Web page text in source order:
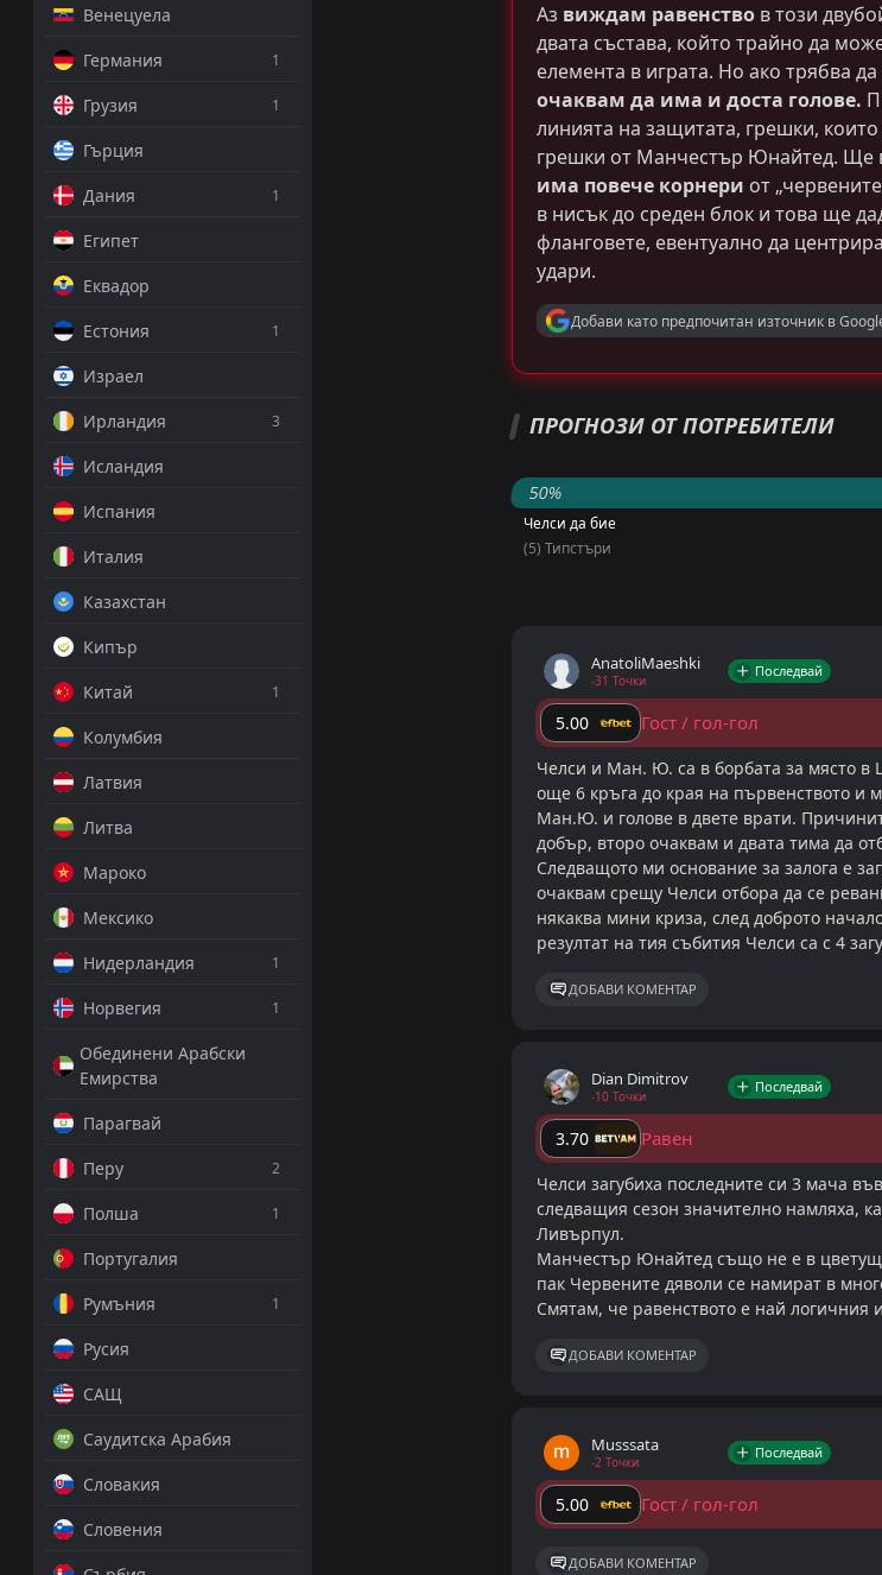
Венецуела
Германия
1
Грузия 1
Гърция
Дания
1
Египет
Еквадор
Естония
1
Израел
Ирландия
3
Исландия
Испания
Италия
Казахстан
Кипър
Китай
1
Колумбия
Латвия
Литва
Мароко
Мексико
Нидерландия
1
Норвегия 1
Обединени Арабски
Емирства
Парагвай
Перу
2
Полша 1
Португалия
Румъния
1
Русия
САЩ
Саудитска Арабия
Словакия
Словения
Аз виждам равенство в този
двата състава, който трайно да
елемента в играта. Но ако трябва
очаквам да има и доста голове.
линията на защитата, грешки,
грешки от Манчестър Юнайтед. Ще
има повече корнери от
в нисък до среден блок и това ще
фланговете, евентуално да
удари.
Добави като предпочитан източник в
PRO ТИПСТЪР Последвай
1.50
Челси тръгна надолу
този етап. Падна с 0:3 у дома от
мача във всички турнири. Без
първенството.
Манчестър Юнайтед засега запази
Майкъл Карик със загуба 1:2 у дома
мач с голове в двете врати и над
14 гостувания на тима и сухата
в защита ще липсват и наказаните
Прогноза: гол/гол
Челси бележи спад, но и Юнайтед
изглеждат на висота и според мен
врати в този сблъсък.
ПРОГНОЗИ ОТ ПОТРЕБИТЕЛИ
50%
Челси да бие
(5) Типстъри
AnatoliMaeshki
-31 Точки
Последвай
5.00 Гост / гол-гол
Челси и Ман. Ю. са в борбата за място в
още 6 кръга до края на първенството и
Ман.Ю. и голове в двете врати.
добър, второ очаквам и двата тима да
Следващото ми основание за залога е
очаквам срещу Челси отбора да се
някаква мини криза, след доброто
резултат на тия събития Челси са с 4
ДОБАВИ КОМЕНТАР
Dian Dimitrov
-10 Точки
Последвай
3.70 Равен
Челси загубиха последните си 3 мача
следващия сезон значително намляха,
Ливърпул.
Манчестър Юнайтед също не е в
пак Червените дяволи се намират в
Смятам, че равенството е най логичния
ДОБАВИ КОМЕНТАР
Musssata
-2 Точки
Последвай
5.00 Гост / гол-гол
ДОБАВИ КОМЕНТАР